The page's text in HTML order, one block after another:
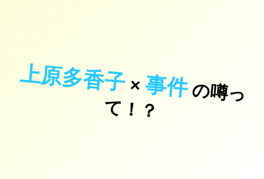
上原多香子×事件の
噂
っ
て
！
？